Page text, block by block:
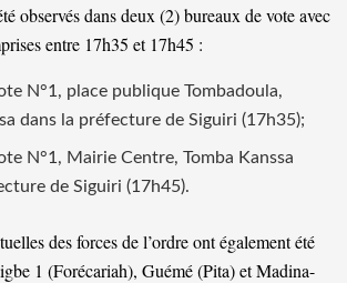
observés dans deux (2) bureaux de vote avec
entre 17h35 et 17h45 :
N°1, place publique Tombadoula,
dans la préfecture de Siguiri (17h35);
N°1, Mairie Centre, Tomba Kanssa
de Siguiri (17h45).
des forces de l’ordre ont également été
1 (Forécariah), Guémé (Pita) et Madina-